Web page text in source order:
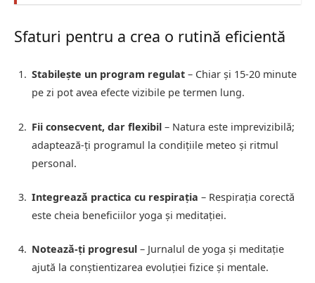
Sfaturi pentru a crea o rutină eficientă
Stabilește un program regulat – Chiar și 15-20 minute
pe zi pot avea efecte vizibile pe termen lung.
Fii consecvent, dar flexibil – Natura este imprevizibilă;
adaptează-ți programul la condițiile meteo și ritmul
personal.
Integrează practica cu respirația – Respirația corectă
este cheia beneficiilor yoga și meditației.
Notează-ți progresul – Jurnalul de yoga și meditație
ajută la conștientizarea evoluției fizice și mentale.